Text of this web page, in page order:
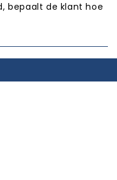
bepaalt de klant hoe